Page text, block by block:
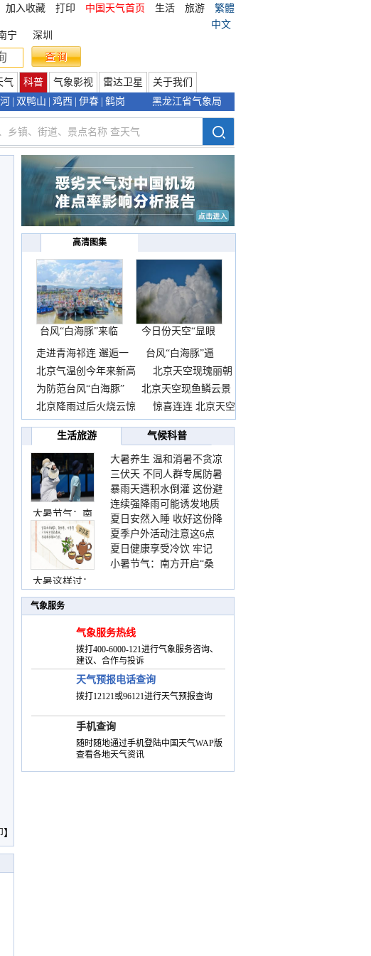
加入收藏 打印 中国天气首页 生活 旅游
繁體
中文
宁 深圳
气 科普 气象影视 雷达卫星
关于我们
双鸭山 鸡西 伊春 鹤岗 黑龙江省气象局
】
高清图集
台风“白海豚”来临
前
今日份天空“显眼
包”
走进青海祁连 邂逅一
台风“白海豚”逼
近
北京气温创今年来新高
北京天空现瑰丽朝
霞
为防范台风“白海豚”
北京天空现鱼鳞云景
观
北京降雨过后火烧云惊
惊喜连连 北京天空
现
生活旅游
气候科普
大暑节气：南
大暑这样过：
大暑养生 温和消暑不贪凉
三伏天 不同人群专属防暑
要点请收好
暴雨天遇积水倒灌 这份避
险提示请收好
连续强降雨可能诱发地质
灾害 这些前兆要知道
夏日安然入睡 收好这份降
温小贴士
夏季户外活动注意这6点
防暑健身两不误
夏日健康享受冷饮 牢记
“两注意一控制”
小暑节气：南方开启“桑
季
气象服务
气象服务热线
拨打400-6000-121进行气象服务咨询、
建议、合作与投诉
天气预报电话查询
拨打12121或96121进行天气预报查询
手机查询
随时随地通过手机登陆中国天气WAP版
查看各地天气资讯